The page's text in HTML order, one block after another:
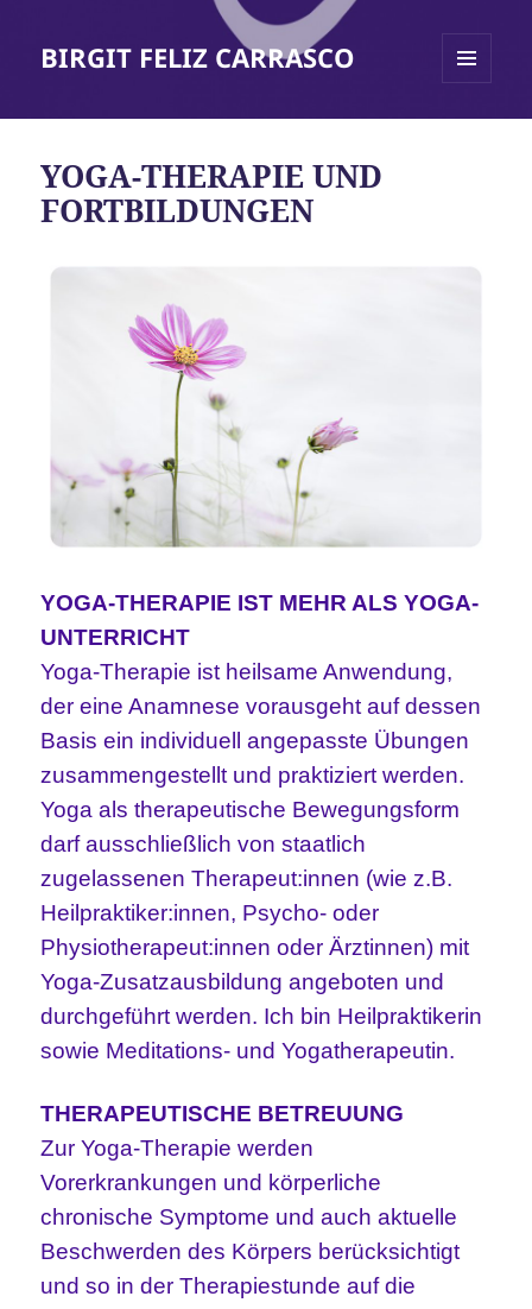
BIRGIT FELIZ CARRASCO
YOGA-THERAPIE UND
FORTBILDUNGEN
YOGA-THERAPIE IST MEHR ALS YOGA-
UNTERRICHT
Yoga-Therapie ist heilsame Anwendung,
der eine Anamnese vorausgeht auf dessen
Basis ein individuell angepasste Übungen
zusammengestellt und praktiziert werden.
Yoga als therapeutische Bewegungsform
darf ausschließlich von staatlich
zugelassenen Therapeut:innen (wie z.B.
Heilpraktiker:innen, Psycho- oder
Physiotherapeut:innen oder Ärztinnen) mit
Yoga-Zusatzausbildung angeboten und
durchgeführt werden. Ich bin Heilpraktikerin
sowie Meditations- und Yogatherapeutin.
THERAPEUTISCHE BETREUUNG
Zur Yoga-Therapie werden
Vorerkrankungen und körperliche
chronische Symptome und auch aktuelle
Beschwerden des Körpers berücksichtigt
und so in der Therapiestunde auf die